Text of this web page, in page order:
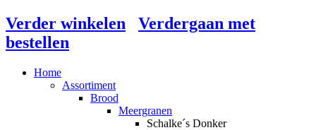
Verder winkelen
Verdergaan met
bestellen
Home
Assortiment
Brood
Meergranen
Schalke´s Donker